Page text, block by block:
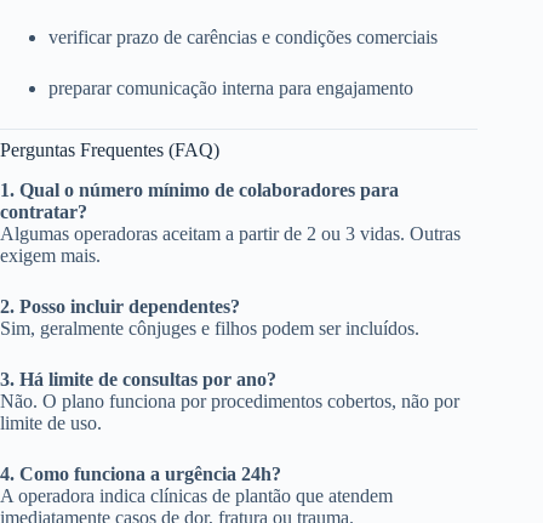
verificar prazo de carências e condições comerciais
preparar comunicação interna para engajamento
Perguntas Frequentes (FAQ)
1. Qual o número mínimo de colaboradores para
contratar?
Algumas operadoras aceitam a partir de 2 ou 3 vidas. Outras
exigem mais.
2. Posso incluir dependentes?
Sim, geralmente cônjuges e filhos podem ser incluídos.
3. Há limite de consultas por ano?
Não. O plano funciona por procedimentos cobertos, não por
limite de uso.
4. Como funciona a urgência 24h?
A operadora indica clínicas de plantão que atendem
imediatamente casos de dor, fratura ou trauma.